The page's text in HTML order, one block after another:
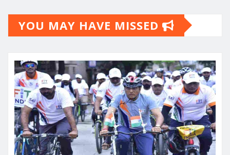
YOU MAY HAVE MISSED